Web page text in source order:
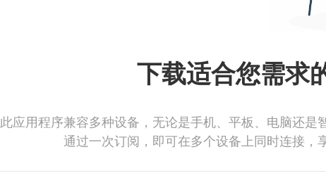
下载适合您需求
此应用程序兼容多种设备，无论是手机、平板、电脑还是
通过一次订阅，即可在多个设备上同时连接，